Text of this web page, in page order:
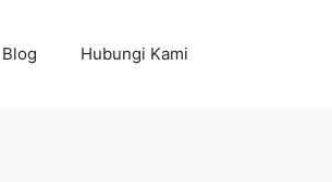
Blog Hubungi Kami